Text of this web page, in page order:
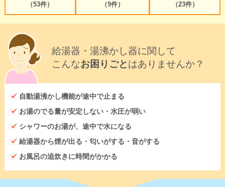
（53件）
（9件）
（23件）
給湯器・湯沸かし器に関して
こんなお困りごとはありませんか？
自動湯沸かし機能が途中で止まる
お湯のでる量が安定しない・水圧が弱い
シャワーのお湯が、途中で水になる
給湯器から煙が出る・匂いがする・音がする
お風呂の追炊きに時間がかかる